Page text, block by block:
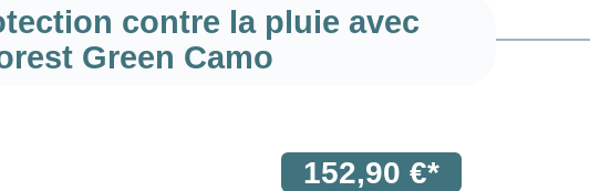
contre la pluie avec
Green Camo
152,90 €*